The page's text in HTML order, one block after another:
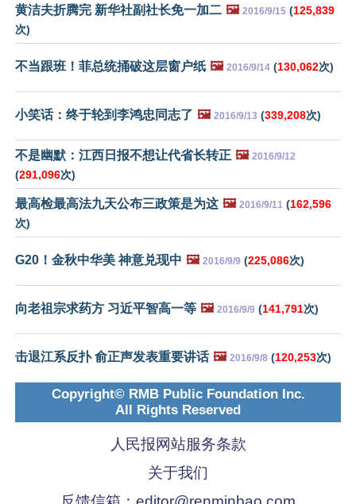
黄洁夫折腾完 新华社副社长免一加二 🖼️ 2016/9/15 (125,839
次)
不当跟班！菲总统捅破这层窗户纸 🖼️ 2016/9/14 (130,062次)
小笑话：终于轮到李鸿忠同志了 🖼️ 2016/9/13 (339,208次)
不是幽默：江西日报不想让代省长转正 🖼️ 2016/9/12
(291,096次)
最高检最高法九天公布三政策是为这 🖼️ 2016/9/11 (162,596
次)
G20！金秋中华美 神意兑现中 🖼️ 2016/9/9 (225,086次)
向老祖宗求药方 习近平智高一等 🖼️ 2016/9/9 (141,791次)
击退江系反扑 俞正声发表重要讲话 🖼️ 2016/9/8 (120,253次)
Copyright© RMB Public Foundation Inc.
All Rights Reserved
人民报网站服务条款
关于我们